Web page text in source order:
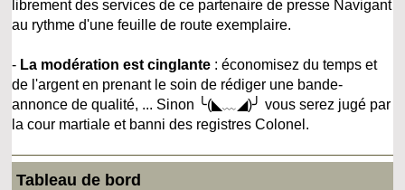
librement des services de ce partenaire de presse Navigant
au rythme d'une feuille de route exemplaire.
- La modération est cinglante : économisez du temps et
de l'argent en prenant le soin de rédiger une bande-
annonce de qualité, ... Sinon ╰(◣﹏◢)╯ vous serez jugé par
la cour martiale et banni des registres Colonel.
Tableau de bord